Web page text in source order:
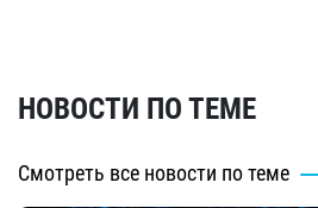
НОВОСТИ ПО ТЕМЕ
Смотреть все новости по теме